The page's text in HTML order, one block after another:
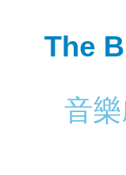
The
音